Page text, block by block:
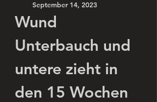
September 14, 2023
Wund
Unterbauch und
untere zieht in
den 15 Wochen